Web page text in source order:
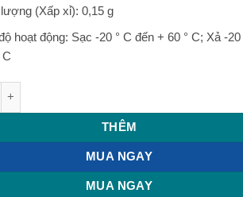
(Xấp xỉ): 0,15 g
hoạt động: Sạc -20 ° C đến + 60 ° C; Xả -20
C
hồ năng lượng mặt trời Panasonic 295-
THÊM
MUA NGAY
MUA NGAY